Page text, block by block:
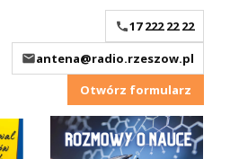
17 222 22 22
antena@radio.rzeszow.pl
Otwórz formularz